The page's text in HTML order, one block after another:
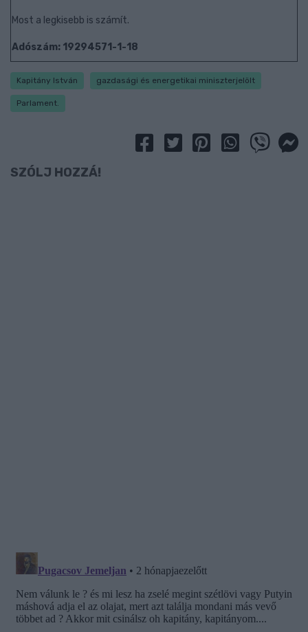
Most a legkisebb is számít.
Adószám: 19294571-1-18
Kapitány István gazdasági és energetikai miniszterjelölt
Parlament.
SZÓLJ HOZZÁ!